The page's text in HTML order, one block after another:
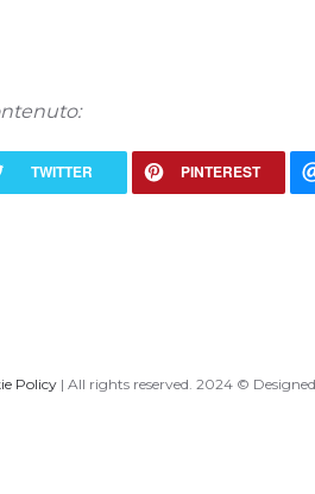
TWITTER PINTEREST
Policy | All rights reserved. 2024 ©